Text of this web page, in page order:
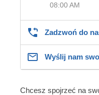
08:00 AM
Zadzwoń do
Wyślij nam
Chcesz spojrzeć na